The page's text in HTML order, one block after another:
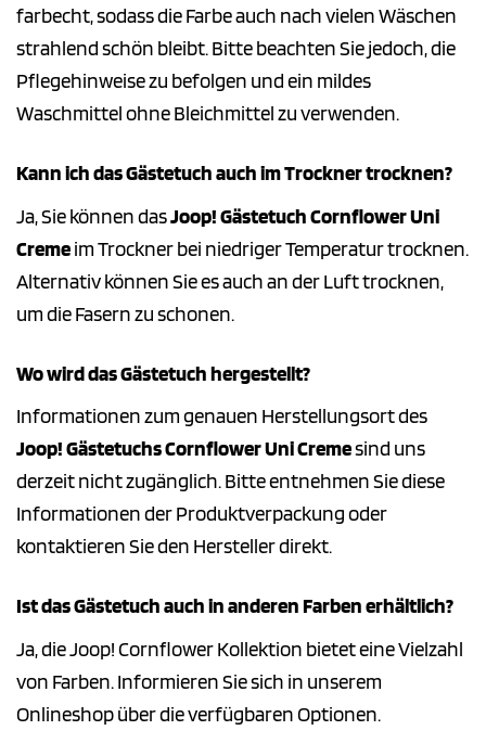
farbecht, sodass die Farbe auch nach vielen Wäschen
strahlend schön bleibt. Bitte beachten Sie jedoch, die
Pflegehinweise zu befolgen und ein mildes
Waschmittel ohne Bleichmittel zu verwenden.
Kann ich das Gästetuch auch im Trockner trocknen?
Ja, Sie können dasJoop! Gästetuch Cornflower Uni
Cremeim Trockner bei niedriger Temperatur trocknen.
Alternativ können Sie es auch an der Luft trocknen,
um die Fasern zu schonen.
Wo wird das Gästetuch hergestellt?
Informationen zum genauen Herstellungsort des
Joop! Gästetuchs Cornflower Uni Cremesind uns
derzeit nicht zugänglich. Bitte entnehmen Sie diese
Informationen der Produktverpackung oder
kontaktieren Sie den Hersteller direkt.
Ist das Gästetuch auch in anderen Farben erhältlich?
Ja, die Joop! Cornflower Kollektion bietet eine Vielzahl
von Farben. Informieren Sie sich in unserem
Onlineshop über die verfügbaren Optionen.